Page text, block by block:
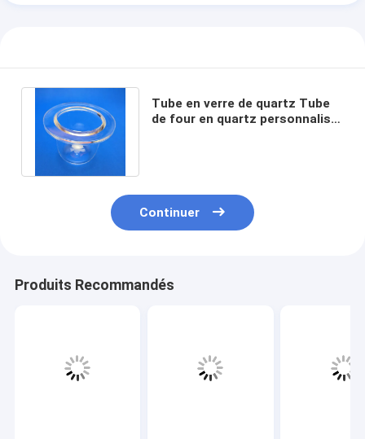
Tube en verre de quartz Tube
de four en quartz personnalisé
Continuer
Produits Recommandés